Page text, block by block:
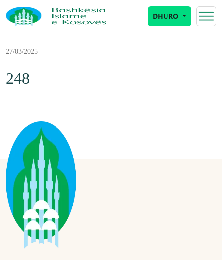
DHURO
27/03/2025
248